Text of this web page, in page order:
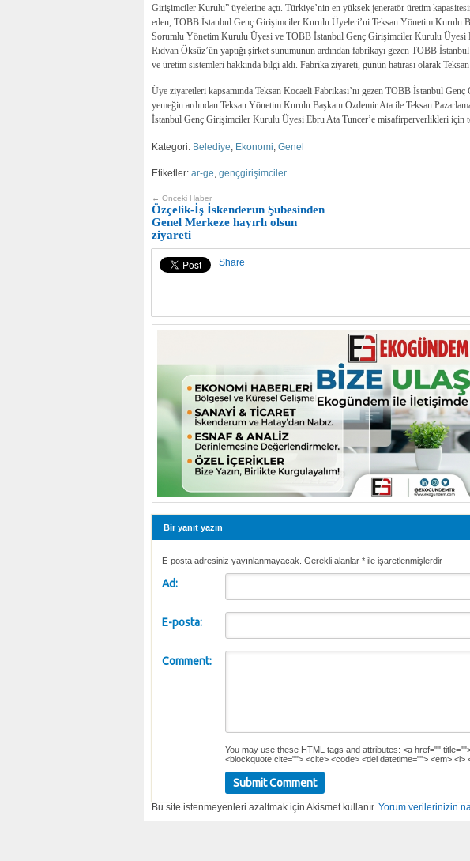
Girişimciler Kurulu” üyelerine açtı. Türkiye’nin en yüksek jeneratör üretim
eden, TOBB İstanbul Genç Girişimciler Kurulu Üyeleri’ni Teksan Yönetim Kurulu
Sorumlu Yönetim Kurulu Üyesi ve TOBB İstanbul Genç Girişimciler Kurulu Üyesi
Rıdvan Öksüz’ün yaptığı şirket sunumunun ardından fabrikayı gezen TOBB
ve üretim sistemleri hakkında bilgi aldı. Fabrika ziyareti, günün hatırası olarak
Üye ziyaretleri kapsamında Teksan Kocaeli Fabrikası’nı gezen TOBB İstanbul
yemeğin ardından Teksan Yönetim Kurulu Başkanı Özdemir Ata ile Teksan
İstanbul Genç Girişimciler Kurulu Üyesi Ebru Ata Tuncer’e misafirperverlikleri için
Kategori: Belediye Ekonomi Genel
Etiketler: ar-ge gençgirişimciler
← Önceki Haber
Özçelik-İş İskenderun Şubesinden
Genel Merkeze hayırlı olsun
ziyareti
Share
Bir yanıt yazın
E-posta adresiniz yayınlanmayacak. Gerekli alanlar * ile işaretlenmişlerdir
Ad:
E-posta:
Comment:
You may use these HTML tags and attributes: <a href=""
<blockquote cite=""> <cite> <code> <del datetime=""> <em>
Bu site istenmeyenleri azaltmak için Akismet kullanır. Yorum verilerinizin